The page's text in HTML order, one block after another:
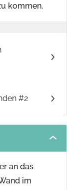
kommen.
#2
an das
im